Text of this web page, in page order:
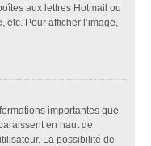
aux lettres Hotmail ou
Pour afficher l’image,
importantes que
en haut de
La possibilité de